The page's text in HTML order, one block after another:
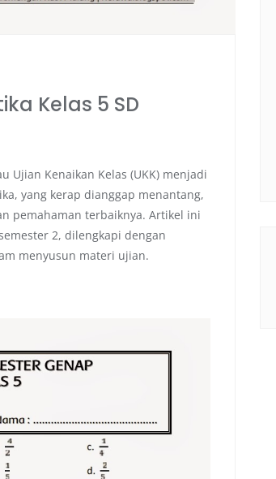
Kelas 5 SD
Ujian Kenaikan Kelas (UKK) menjadi
yang kerap dianggap menantang,
pemahaman terbaiknya. Artikel ini
2, dilengkapi dengan
menyusun materi ujian.